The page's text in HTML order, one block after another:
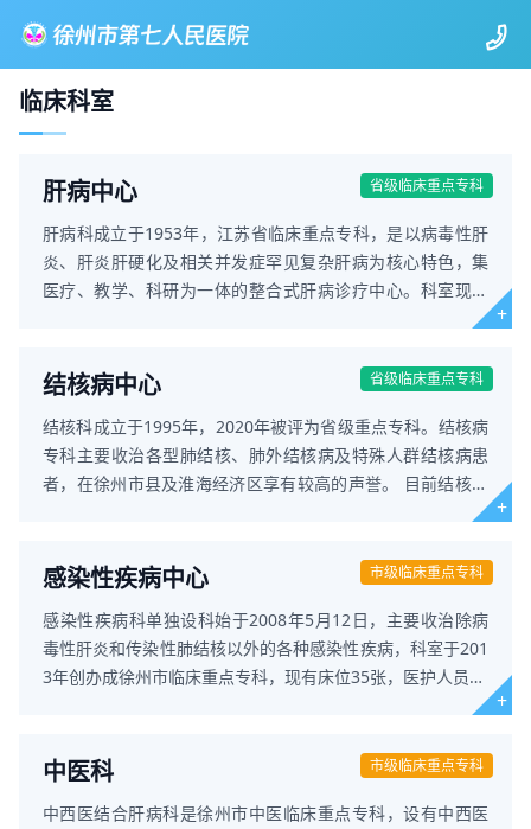
临床科室
肝病中心 省级临床重点专科
肝病科成立于1953年，江苏省临床重点专科，是以病毒性肝
炎、肝炎肝硬化及相关并发症罕见复杂肝病为核心特色，集
医疗、教学、科研为一体的整合式肝病诊疗中心。科室现有
结核病中心 省级临床重点专科
结核科成立于1995年，2020年被评为省级重点专科。结核病
专科主要收治各型肺结核、肺外结核病及特殊人群结核病患
者，在徐州市县及淮海经济区享有较高的声誉。 目前结核专
感染性疾病中心 市级临床重点专科
感染性疾病科单独设科始于2008年5月12日，主要收治除病
毒性肝炎和传染性肺结核以外的各种感染性疾病，科室于201
3年创办成徐州市临床重点专科，现有床位35张，医护人员18
中医科 市级临床重点专科
中西医结合肝病科是徐州市中医临床重点专科，设有中西医